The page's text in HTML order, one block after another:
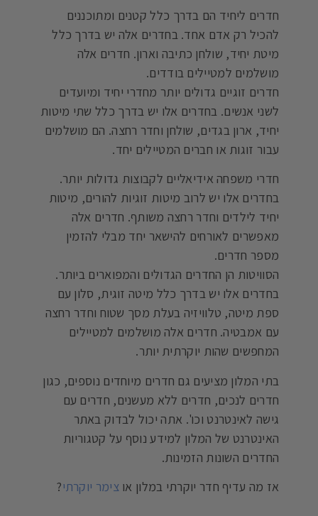
חדרים ליחיד הם בדרך כלל קטנים ומתוכננים
להכיל רק אדם אחד. בחדרים אלה יש בדרך כלל
מיטת יחיד, שולחן כתיבה וארון. חדרים אלה
מושלמים למטיילים בודדים.
חדרים זוגיים גדולים יותר מחדרי יחיד ומיועדים
לשני אנשים. בחדרים אלו יש בדרך כלל שתי מיטות
יחיד, ארון בגדים, שולחן וחדר רחצה. הם מושלמים
עבור זוגות או חברים המטיילים יחד.
חדרי משפחה אידיאליים לקבוצות גדולות יותר.
בחדרים אלו יש לרוב מיטות זוגיות להורים, מיטות
יחיד לילדים וחדר רחצה משותף. חדרים אלה
מאפשרים לאורחים להישאר יחד מבלי להזמין
מספר חדרים.
הסוויטות הן החדרים הגדולים והמפוארים ביותר.
בחדרים אלו יש בדרך כלל מיטה זוגית, סלון עם
ספת מיטה, טלוויזיה בעלת מסך שטוח וחדר רחצה
עם אמבטיה. חדרים אלה מושלמים למטיילים
המחפשים שהות יוקרתית יותר.
בתי המלון מציעים גם חדרים מיוחדים נוספים, כגון
חדרים לנכים, חדרים ללא מעשנים, חדרים עם
גישה לאינטרנט וכו'. אתה יכול לבדוק באתר
האינטרנט של המלון למידע נוסף על קטגוריות
החדרים השונות הזמינות.
אז מה עדיף חדר יוקרתי במלון אוצימר יוקרתי?